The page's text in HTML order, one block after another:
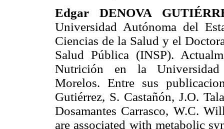
Edgar DENOVA
Universidad Autónoma del
Ciencias de la Salud y el
Salud Pública (INSP).
Nutrición en la Universidad
Morelos. Entre sus
Gutiérrez, S. Castañón, J.O.
Dosamantes Carrasco, W.C.
are associated with metabolic